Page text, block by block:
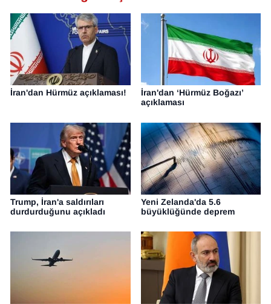
İran'dan Hürmüz açıklaması!
İran'dan ‘Hürmüz Boğazı’
açıklaması
Trump, İran'a saldırıları
durdurduğunu açıkladı
Yeni Zelanda'da 5.6
büyüklüğünde deprem